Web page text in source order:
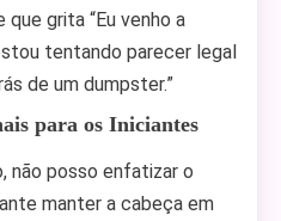
grita “Eu venho a
tentando parecer legal
de um dumpster.”
para os Iniciantes
não posso enfatizar o
manter a cabeça em